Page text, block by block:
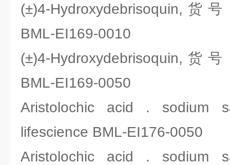
(±)4-Hydroxydebrisoquin,货
BML-EI169-0010
(±)4-Hydroxydebrisoquin,货
BML-EI169-0050
Aristolochic acid . sodium
lifescience BML-EI176-0050
Aristolochic acid . sodium